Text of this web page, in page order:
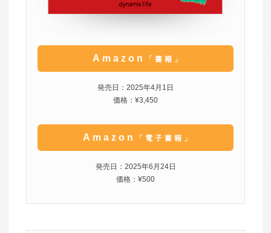
Amazon 「書籍」
発売日：2025年4月1日
価格：¥3,450
Amazon 「電子書籍」
発売日：2025年6月24日
価格：¥500